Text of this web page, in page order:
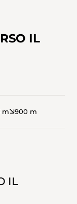
IL
m 900 m
IL